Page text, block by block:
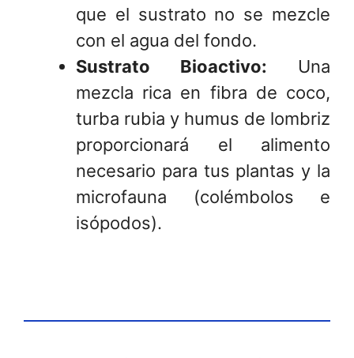
que el sustrato no se mezcle
con el agua del fondo.
Sustrato Bioactivo: Una
mezcla rica en fibra de coco,
turba rubia y humus de lombriz
proporcionará el alimento
necesario para tus plantas y la
microfauna (colémbolos e
isópodos).